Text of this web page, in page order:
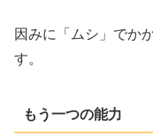
因みに「ムシ」でか
す。
もう一つの能力